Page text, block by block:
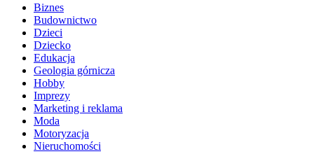
Biznes
Budownictwo
Dzieci
Dziecko
Edukacja
Geologia górnicza
Hobby
Imprezy
Marketing i reklama
Moda
Motoryzacja
Nieruchomości